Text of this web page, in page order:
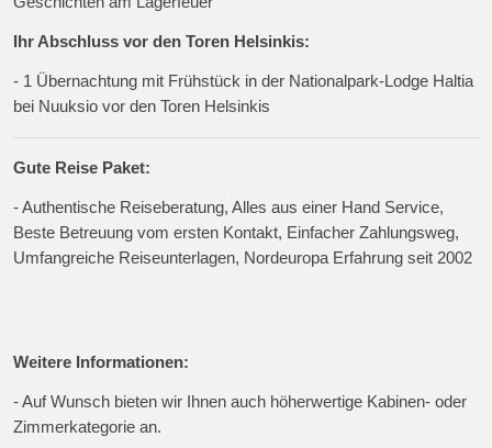
Ihr Abschluss vor den Toren Helsinkis:
- 1 Übernachtung mit Frühstück in der Nationalpark-Lodge Haltia
bei Nuuksio vor den Toren Helsinkis
Gute Reise Paket:
- Authentische Reiseberatung, Alles aus einer Hand Service,
Beste Betreuung vom ersten Kontakt, Einfacher Zahlungsweg,
Umfangreiche Reiseunterlagen, Nordeuropa Erfahrung seit 2002
Weitere Informationen:
- Auf Wunsch bieten wir Ihnen auch höherwertige Kabinen- oder
Zimmerkategorie an.